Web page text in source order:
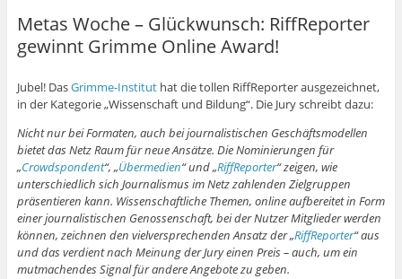
Metas Woche – Glückwunsch: RiffReporter
gewinnt Grimme Online Award!
Jubel! DasGrimme-Instituthat die tollen RiffReporter ausgezeichnet,
in der Kategorie „Wissenschaft und Bildung“. Die Jury schreibt dazu:
Nicht nur bei Formaten, auch bei journalistischen Geschäftsmodellen
bietet das Netz Raum für neue Ansätze. Die Nominierungen für
„Crowdspondent“, „Übermedien“ und „RiffReporter“ zeigen, wie
unterschiedlich sich Journalismus im Netz zahlenden Zielgruppen
präsentieren kann. Wissenschaftliche Themen, online aufbereitet in Form
einer journalistischen Genossenschaft, bei der Nutzer Mitglieder werden
können, zeichnen den vielversprechenden Ansatz der „RiffReporter“ aus
und das verdient nach Meinung der Jury einen Preis – auch, um ein
mutmachendes Signal für andere Angebote zu geben.